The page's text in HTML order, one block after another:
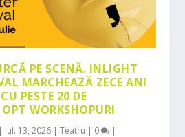
PE SCENĂ. INLIGHT
MARCHEAZĂ ZECE ANI
PESTE 20 DE
WORKSHOPURI
| iul. 13, 2026 |Teatru | 0 |